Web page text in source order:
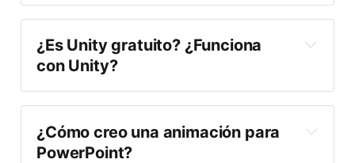
¿Es Unity gratuito? ¿Funciona
con Unity?
¿Cómo creo una animación para
PowerPoint?